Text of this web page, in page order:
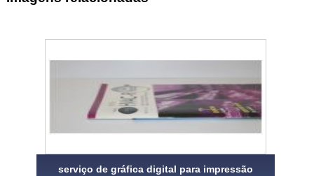
serviço de gráfica digital para impressão